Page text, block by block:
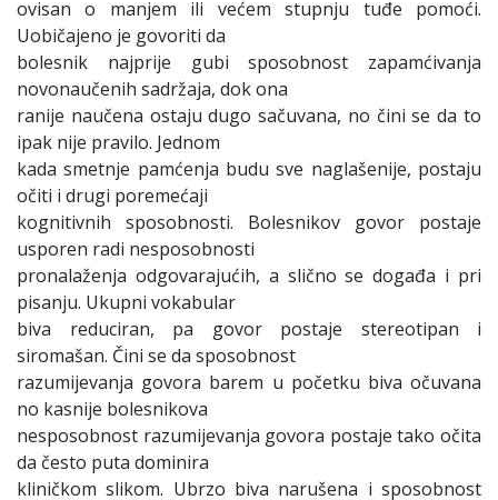
ovisan o manjem ili većem stupnju tuđe pomoći.
Uobičajeno je govoriti da
bolesnik najprije gubi sposobnost zapamćivanja
novonaučenih sadržaja, dok ona
ranije naučena ostaju dugo sačuvana, no čini se da to
ipak nije pravilo. Jednom
kada smetnje pamćenja budu sve naglašenije, postaju
očiti i drugi poremećaji
kognitivnih sposobnosti. Bolesnikov govor postaje
usporen radi nesposobnosti
pronalaženja odgovarajućih, a slično se događa i pri
pisanju. Ukupni vokabular
biva reduciran, pa govor postaje stereotipan i
siromašan. Čini se da sposobnost
razumijevanja govora barem u početku biva očuvana
no kasnije bolesnikova
nesposobnost razumijevanja govora postaje tako očita
da često puta dominira
kliničkom slikom. Ubrzo biva narušena i sposobnost